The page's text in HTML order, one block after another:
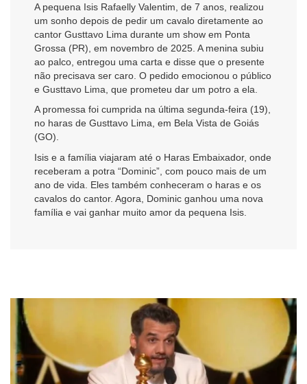
A pequena Isis Rafaelly Valentim, de 7 anos, realizou
um sonho depois de pedir um cavalo diretamente ao
cantor Gusttavo Lima durante um show em Ponta
Grossa (PR), em novembro de 2025. A menina subiu
ao palco, entregou uma carta e disse que o presente
não precisava ser caro. O pedido emocionou o público
e Gusttavo Lima, que prometeu dar um potro a ela.
A promessa foi cumprida na última segunda-feira (19),
no haras de Gusttavo Lima, em Bela Vista de Goiás
(GO).
Isis e a família viajaram até o Haras Embaixador, onde
receberam a potra “Dominic”, com pouco mais de um
ano de vida. Eles também conheceram o haras e os
cavalos do cantor. Agora, Dominic ganhou uma nova
família e vai ganhar muito amor da pequena Isis.